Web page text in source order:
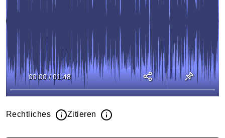
00:00 / 01:48
Rechtliches Zitieren